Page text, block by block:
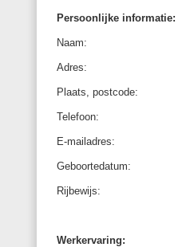
Persoonlijke informatie:
Naam:
Adres:
Plaats, postcode:
Telefoon:
E-mailadres:
Geboortedatum:
Rijbewijs:
Werkervaring: